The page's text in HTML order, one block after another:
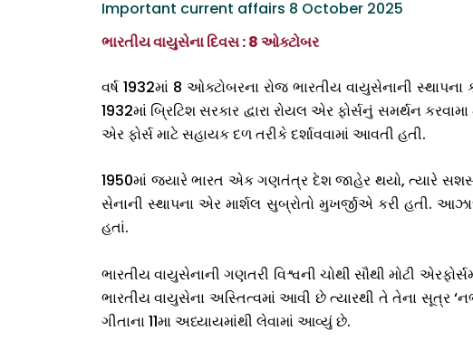
Important current affairs 8 October 2025
ભારતીય વાયુસેના દિવસ : 8 ઓક્ટોબર
વર્ષ 1932માં 8 ઓક્ટોબરના રોજ ભારતીય વાયુસેનાની
1932માં બ્રિટિશ સરકાર દ્વારા રોયલ એર ફોર્સનું સમર્થન
એર ફોર્સ માટે સહાયક દળ તરીકે દર્શાવવામાં આવતી હતી.
1950માં જ્યારે ભારત એક ગણતંત્ર દેશ જાહેર થયો, ત્યારે
સેનાની સ્થાપના એર માર્શલ સુબ્રોતો મુખર્જીએ કરી હતી.
હતાં.
ભારતીય વાયુસેનાની ગણતરી વિશ્વની ચોથી સૌથી મોટી
ભારતીય વાયુસેના અસ્તિત્વમાં આવી છે ત્યારથી તે તેના સૂત્ર
ગીતાના 11મા અધ્યાયમાંથી લેવામાં આવ્યું છે.